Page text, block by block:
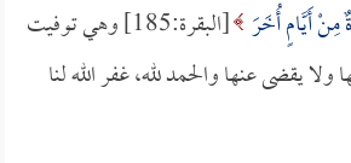
أَيَّامٍ أُخَرَ
[البقرة:185] وهي توفيت
يقضى عنها والحمد لله، غفر الله لنا